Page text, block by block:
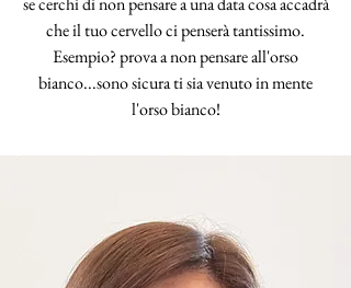
che il tuo cervello ci penserà tantissimo.
Esempio? prova a non pensare all'orso
bianco...sono sicura ti sia venuto in mente
l'orso bianco!